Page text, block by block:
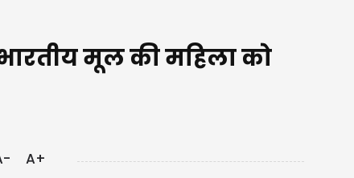
मूल की महिला को
A+